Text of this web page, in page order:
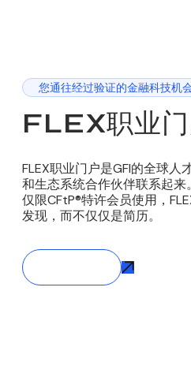
您通往经过验证的金融科技机
FLEX职业
FLEX职业门户是GFI的全球
和生态系统合作伙伴联系起来。
仅限CFtP®特许会员使用，
发现，而不仅仅是简历。